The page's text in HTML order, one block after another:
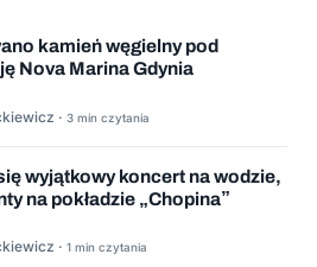
kamień węgielny pod
Nova Marina Gdynia
· 3 min czytania
wyjątkowy koncert na wodzie,
na pokładzie „Chopina”
· 1 min czytania